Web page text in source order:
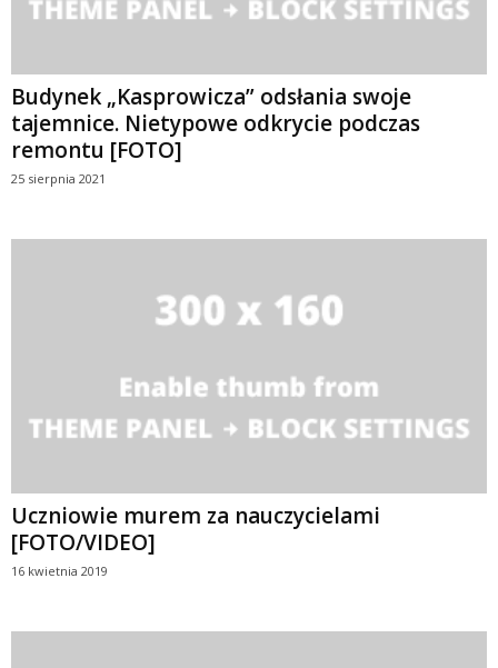
Budynek „Kasprowicza” odsłania swoje
tajemnice. Nietypowe odkrycie podczas
remontu [FOTO]
25 sierpnia 2021
Uczniowie murem za nauczycielami
[FOTO/VIDEO]
16 kwietnia 2019